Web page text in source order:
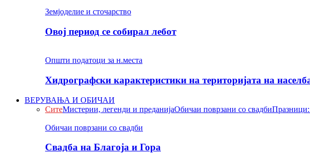
Земјоделие и сточарство
Овој период се собирал лебот
Општи податоци за н.места
Хидрографски карактеристики на територијата на
ВЕРУВАЊА И ОБИЧАИ
СитеМистерии, легенди и преданијаОбичаи поврзани со свадби
Обичаи поврзани со свадби
Свадба на Благоја и Гора